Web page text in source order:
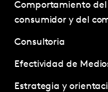
Comportamiento del
consumidor y del
Consultoria
Efectividad de
Estrategia y